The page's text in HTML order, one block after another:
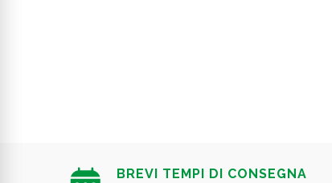
BREVI TEMPI DI CONSEGNA